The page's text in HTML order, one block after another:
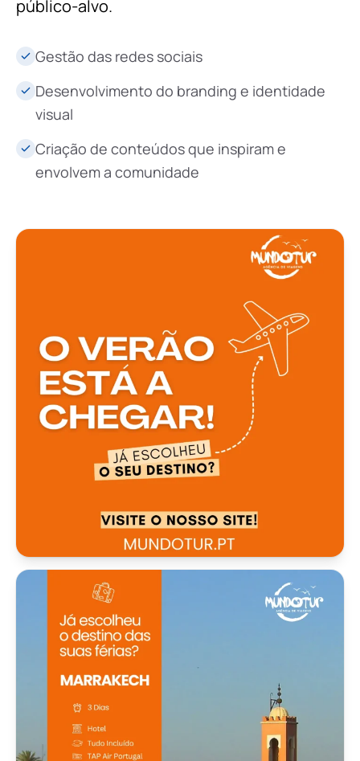
público-alvo.
Gestão das redes sociais
Desenvolvimento do branding e identidade
visual
Criação de conteúdos que inspiram e
envolvem a comunidade